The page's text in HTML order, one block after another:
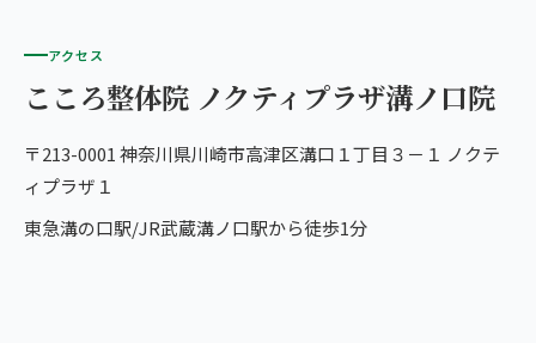
アクセス
こころ整体院 ノクティプラザ溝ノ口院
〒213-0001 神奈川県川崎市高津区溝口１丁目３－１ ノクテ
ィプラザ１
東急溝の口駅/JR武蔵溝ノ口駅から徒歩1分